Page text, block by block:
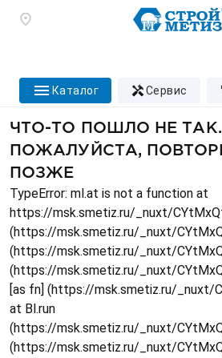
каталог сервис
ЧТО-ТО ПОШЛО НЕ ТАК.
ПОЖАЛУЙСТА,
ПОЗЖЕ
TypeError: ml.at is not a function at
https://msk.smetiz.ru/_nuxt/
(https://msk.smetiz.ru/_nuxt/
(https://msk.smetiz.ru/_nuxt/
(https://msk.smetiz.ru/_nuxt/
[as fn] (https://msk.smetiz.ru/_nuxt/
at Bl.run
(https://msk.smetiz.ru/_nuxt/
(https://msk.smetiz.ru/_nuxt/